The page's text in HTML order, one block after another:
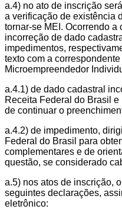
a.4) no ato de inscrição
a verificação de existência
tornar-se MEI. Ocorrendo
incorreção de dado
impedimentos,
texto com a
Microempreendedor
a.4.1) de dado cadastral
Receita Federal do Brasil
de continuar o
a.4.2) de impedimento,
Federal do Brasil para
complementares e de
questão, se considerado
a.5) nos atos de inscrição,
seguintes declarações,
eletrônico: